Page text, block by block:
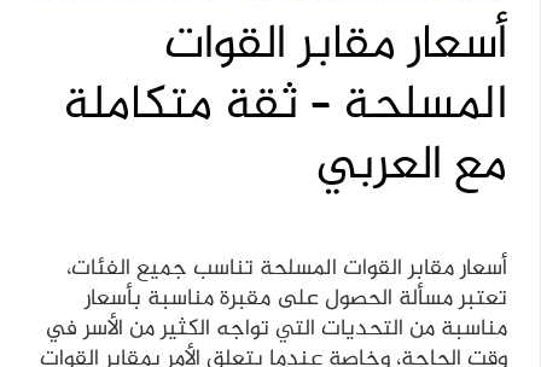
أسعار مقابر القوات
المسلحة – ثقة متكاملة
مع العربي
أسعار مقابر القوات المسلحة تناسب جميع الفئات،
تعتبر مسألة الحصول على مقبرة مناسبة بأسعار
مناسبة من التحديات التي تواجه الكثير من الأسر في